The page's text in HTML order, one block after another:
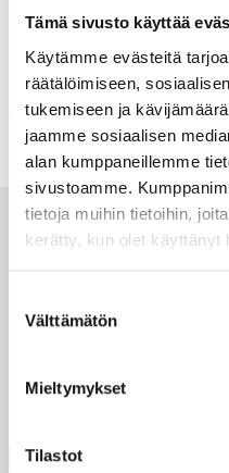
Tämä sivusto käyttää
Käytämme evästeitä
räätälöimiseen,
tukemiseen ja
jaamme sosiaalisen
alan kumppaneillemme
sivustoamme.
tietoja muihin tietoihin,
kerätty, kun olet käyttänyt
valinta
Välttämätön
Mieltymykset
Tilastot
05:07Markkinan
08:57Katsaus octoplant
18:20Kysymysten aika
Lisää